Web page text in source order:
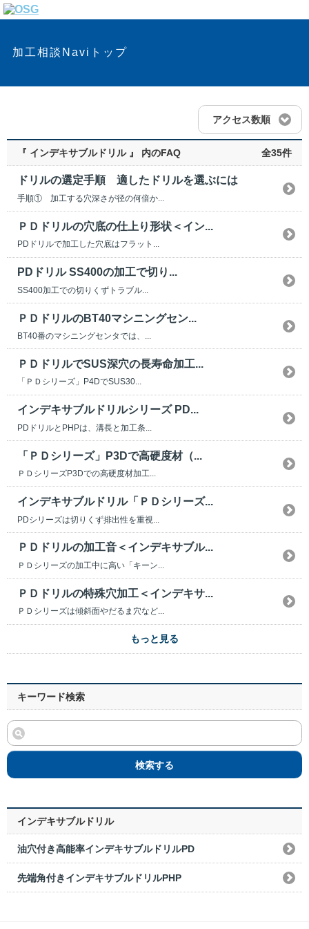
加工相談Naviトップ
アクセス数順
『 インデキサブルドリル 』 内のFAQ 全35件
ドリルの選定手順 適したドリルを選ぶには
手順① 加工する穴深さが径の何倍か...
ＰＤドリルの穴底の仕上り形状＜イン...
PDドリルで加工した穴底はフラット...
PDドリル SS400の加工で切り...
SS400加工での切りくずトラブル...
ＰＤドリルのBT40マシニングセン...
BT40番のマシニングセンタでは、...
ＰＤドリルでSUS深穴の長寿命加工...
「ＰＤシリーズ」P4DでSUS30...
インデキサブルドリルシリーズ PD...
PDドリルとPHPは、溝長と加工条...
「ＰＤシリーズ」P3Dで高硬度材（...
ＰＤシリーズP3Dでの高硬度材加工...
インデキサブルドリル「ＰＤシリーズ...
PDシリーズは切りくず排出性を重視...
ＰＤドリルの加工音＜インデキサブル...
ＰＤシリーズの加工中に高い「キーン...
ＰＤドリルの特殊穴加工＜インデキサ...
ＰＤシリーズは傾斜面やだるま穴など...
もっと見る
キーワード検索
検索する
インデキサブルドリル
油穴付き高能率インデキサブルドリルPD
先端角付きインデキサブルドリルPHP